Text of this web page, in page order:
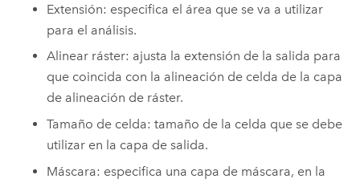
Extensión: especifica el área que se va a utilizar
para el análisis.
Alinear ráster: ajusta la extensión de la salida para
que coincida con la alineación de celda de la capa
de alineación de ráster.
Tamaño de celda: tamaño de la celda que se debe
utilizar en la capa de salida.
Máscara: especifica una capa de máscara, en la